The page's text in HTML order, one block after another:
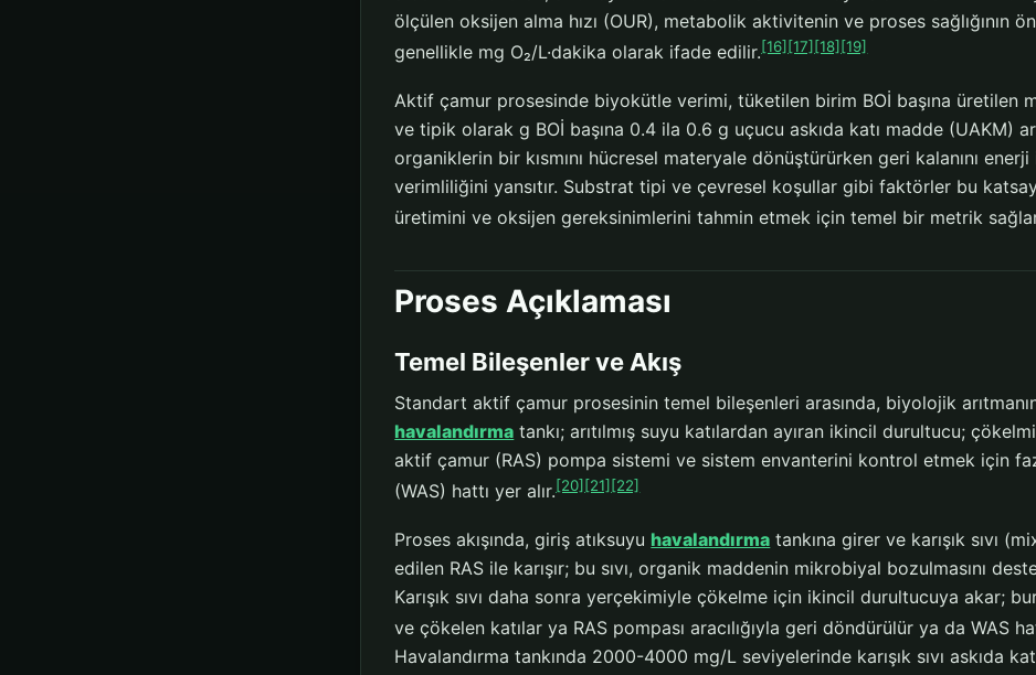
ölçülen oksijen alma hızı (OUR), metabolik aktivitenin ve proses
genellikle mg O₂/L·dakika olarak ifade edilir.[16] [17] [18] [19]
Aktif çamur prosesinde biyokütle verimi, tüketilen birim BOİ başına üretilen
ve tipik olarak g BOİ başına 0.4 ila 0.6 g uçucu askıda katı madde (UAKM)
organiklerin bir kısmını hücresel materyale dönüştürürken geri kalanını
verimliliğini yansıtır. Substrat tipi ve çevresel koşullar gibi faktörler bu
üretimini ve oksijen gereksinimlerini tahmin etmek için temel bir metrik
Proses Açıklaması
Temel Bileşenler ve Akış
Standart aktif çamur prosesinin temel bileşenleri arasında, biyolojik
havalandırma tankı; arıtılmış suyu katılardan ayıran ikincil durultucu;
aktif çamur (RAS) pompa sistemi ve sistem envanterini kontrol etmek için
(WAS) hattı yer alır.[20][21][22]
Proses akışında, giriş atıksuyu havalandırma tankına girer ve karışık sıvı
edilen RAS ile karışır; bu sıvı, organik maddenin mikrobiyal bozulmasını
Karışık sıvı daha sonra yerçekimiyle çökelme için ikincil durultucuya akar;
ve çökelen katılar ya RAS pompası aracılığıyla geri döndürülür ya da WAS
Havalandırma tankında 2000-4000 mg/L seviyelerinde karışık sıvı askıda